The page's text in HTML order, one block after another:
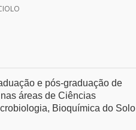
e pós-graduação de
áreas de Ciências
Bioquímica do Solo